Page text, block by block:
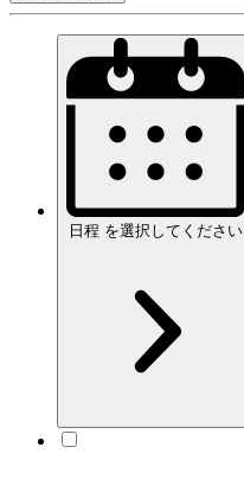
日程 を選択してください